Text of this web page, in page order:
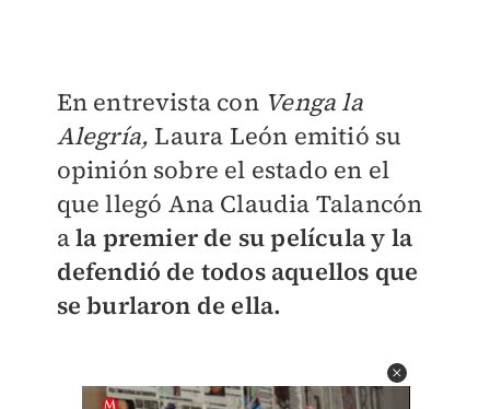
En entrevista con Venga la
Alegría, Laura León emitió su
opinión sobre el estado en el
que llegó Ana Claudia Talancón
ala premier de su película y la
defendió de todos aquellos que
se burlaron de ella.